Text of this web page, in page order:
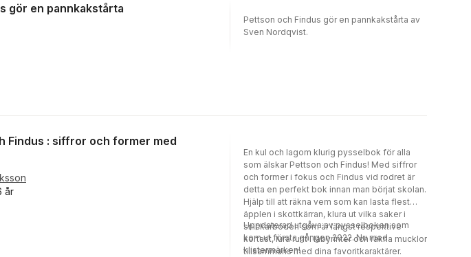
gör en pannkakstårta
Pettson och Findus gör en pannkakstårta av
Sven Nordqvist.
Findus : siffror och former med
år
röster:
En kul och lagom klurig pysselbok för alla
som älskar Pettson och Findus! Med siffror
och former i fokus och Findus vid rodret är
detta en perfekt bok innan man börjat skolan.
Hjälp till att räkna vem som kan lasta flest
äpplen i skottkärran, klura ut vilka saker i
snickarboden som är längst respektive
kortast, lura runt i labyrinter och räkna mucklor
tillsammans med dina favoritkaraktärer.
Uppdaterad utgåva av pysselboken som
kom ut första gången 2022. Nu med
klistermärken!